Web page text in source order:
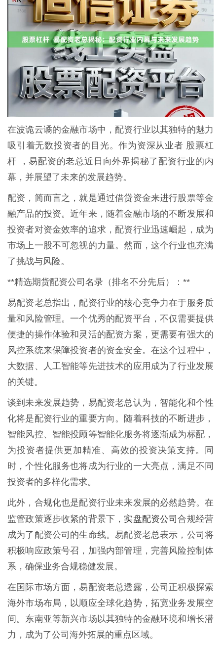
在波诡云谲的金融市场中，配资行业以其独特的魅力
吸引着无数投资者的目光。作为资深从业者 股票杠
杆 ，易配资的老总近日向外界揭秘了配资行业的内
幕，并展望了未来的发展趋势。
配资，简而言之，就是通过借贷资金来进行股票等金
融产品的投资。近年来，随着金融市场的不断发展和
投资者对资金效率的追求，配资行业迅速崛起，成为
市场上一股不可忽视的力量。然而，这个行业也充满
了挑战与风险。
**精选期货配资公司名录（排名不分先后）：**
易配资老总指出，配资行业的核心竞争力在于服务质
量和风险管理。一个优秀的配资平台，不仅需要提供
便捷的操作体验和灵活的配资方案，更需要有强大的
风控系统来保障投资者的资金安全。在这个过程中，
大数据、人工智能等先进技术的应用成为了行业发展
的关键。
谈到未来发展趋势，易配资老总认为，智能化和个性
化将是配资行业的重要方向。随着科技的不断进步，
智能风控、智能投顾等智能化服务将逐渐成为标配，
为投资者提供更加精准、高效的投资决策支持。同
时，个性化服务也将成为行业的一大亮点，满足不同
投资者的多样化需求。
此外，合规化也是配资行业未来发展的必然趋势。在
监管政策逐步收紧的背景下， 实盘配资公司合规经营
成为了配资公司的生命线。易配资老总表示，公司将
积极响应政策号召，加强内部管理，完善风险控制体
系，确保业务合规稳健发展。
在国际市场方面，易配资老总透露，公司正积极探索
海外市场布局，以顺应全球化趋势，拓宽业务发展空
间。东南亚等新兴市场以其独特的金融环境和增长潜
力，成为了公司海外拓展的重点区域。